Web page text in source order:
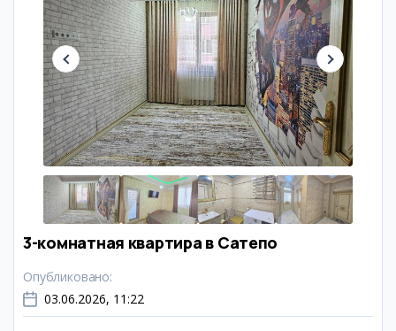
3-комнатная квартира в Сатепо
Опубликовано:
03.06.2026, 11:22